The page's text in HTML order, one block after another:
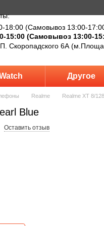
18:00 (Самовывоз 13:00-
15:00 (Самовывоз 13:00-
Скоропадского 6А (м.Площа
Другое
Realme Realme XT 8/
Blue
Оставить отзыв